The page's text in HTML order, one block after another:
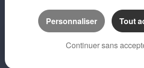
Pierrefeu (06910)
Contes (06390)
Tourrettes Sur Loup (06140)
Personnaliser Tout
Continuer sans